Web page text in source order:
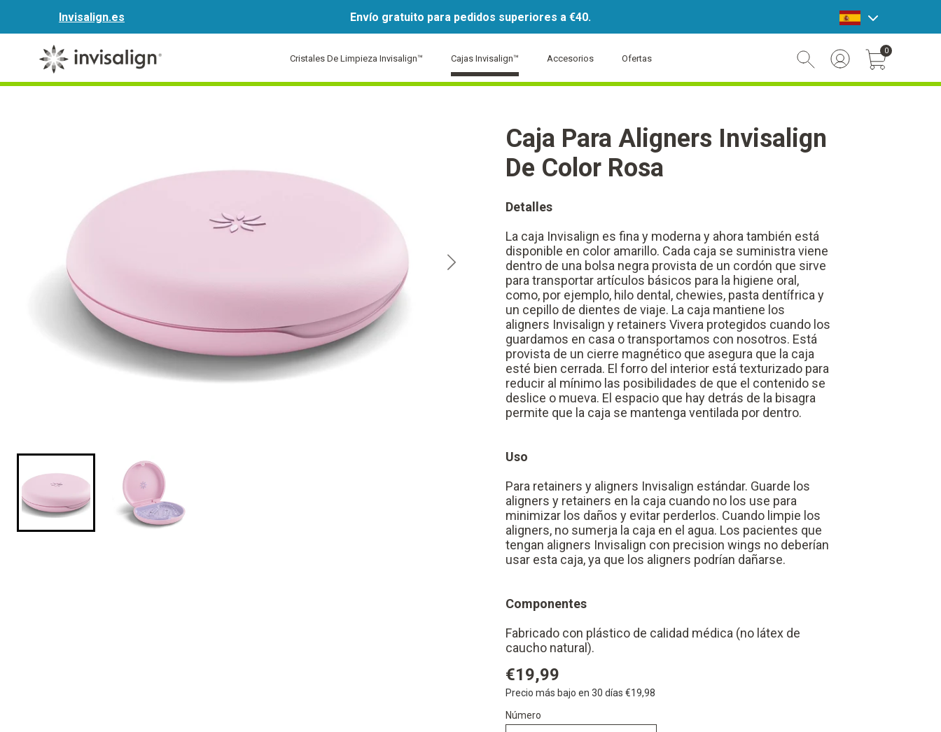
Invisalign.es Envío gratuito para pedidos superiores a €40. announcement bar
Cristales De Limpieza Invisalign™ Cajas Invisalign™ Accesorios
Ofertas
0
Caja Para Aligners Invisalign
De Color Rosa
Detalles
La caja Invisalign es fina y moderna y ahora también está
disponible en color amarillo. Cada caja se suministra viene
dentro de una bolsa negra provista de un cordón que sirve
para transportar artículos básicos para la higiene oral,
como, por ejemplo, hilo dental, chewies, pasta dentífrica y
un cepillo de dientes de viaje. La caja mantiene los
aligners Invisalign y retainers Vivera protegidos cuando los
guardamos en casa o transportamos con nosotros. Está
provista de un cierre magnético que asegura que la caja
esté bien cerrada. El forro del interior está texturizado para
reducir al mínimo las posibilidades de que el contenido se
deslice o mueva. El espacio que hay detrás de la bisagra
permite que la caja se mantenga ventilada por dentro.
Uso
Para retainers y aligners Invisalign estándar. Guarde los
aligners y retainers en la caja cuando no los use para
minimizar los daños y evitar perderlos. Cuando limpie los
aligners, no sumerja la caja en el agua. Los pacientes que
tengan aligners Invisalign con precision wings no deberían
usar esta caja, ya que los aligners podrían dañarse.
Componentes
Fabricado con plástico de calidad médica (no látex de
caucho natural).
€19,99
Precio más bajo en 30 días €19,98
Número
Número